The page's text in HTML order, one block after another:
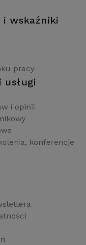
i wskaźniki
pracy
i opinii
konferencje